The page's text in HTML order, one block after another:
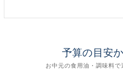
予算の目安
お中元の食用油・調味料